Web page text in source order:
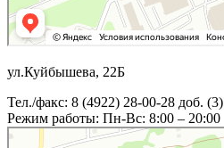
ул.Куйбышева, 22Б
Тел./факс: 8 (4922) 28-00-28 доб. (3)
Режим работы: Пн-Вс: 8:00 – 20:00